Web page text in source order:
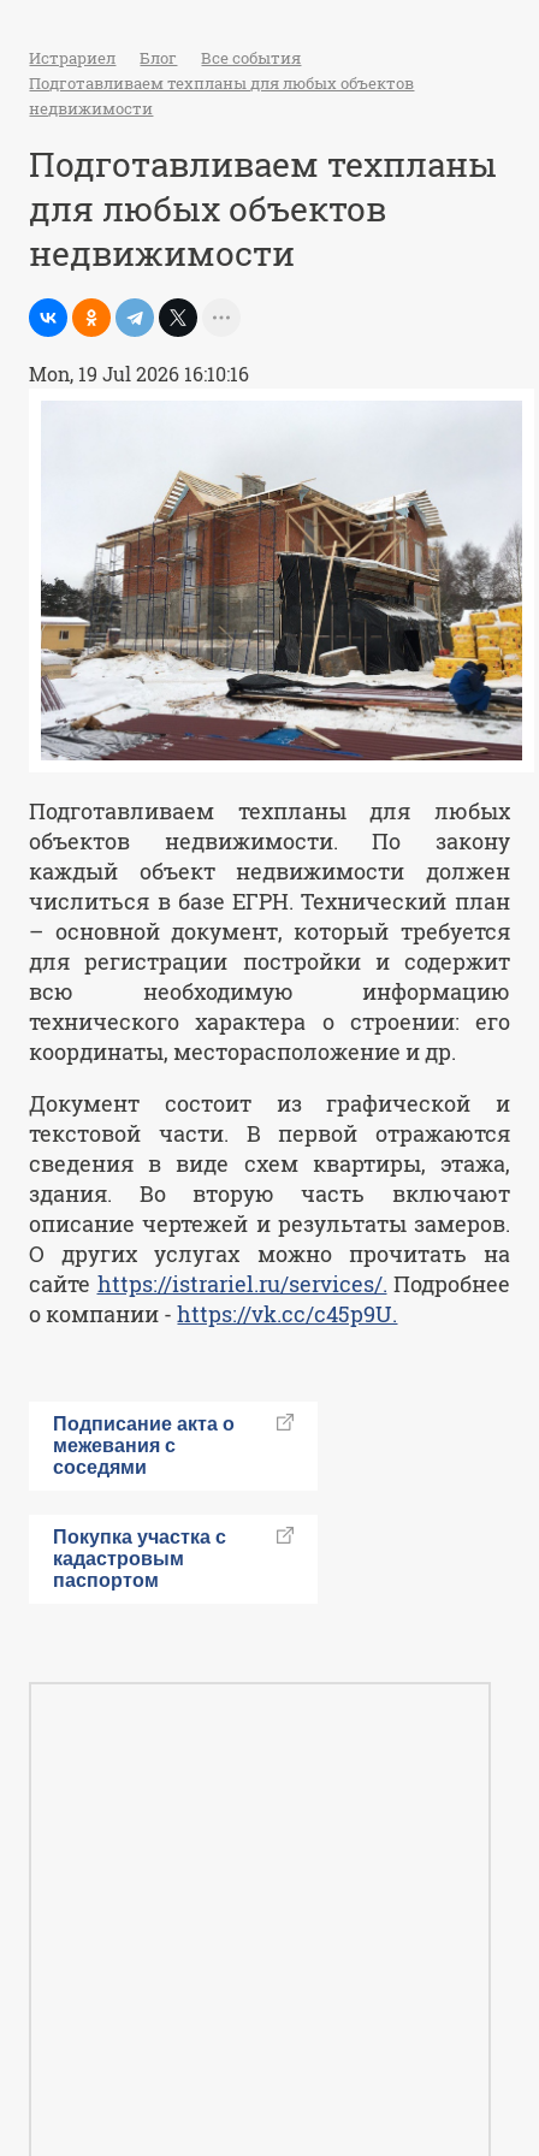
Истрариел Блог
Все события
Подготавливаем техпланы для любых объектов
недвижимости
Подготавливаем техпланы
для любых объектов
недвижимости
Mon, 19 Jul 2026 16:10:16
Подготавливаем техпланы для любых
объектов недвижимости. По закону
каждый объект недвижимости должен
числиться в базе ЕГРН. Технический план
– основной документ, который требуется
для регистрации постройки и содержит
всю необходимую информацию
технического характера о строении: его
координаты, месторасположение и др.
Документ состоит из графической и
текстовой части. В первой отражаются
сведения в виде схем квартиры, этажа,
здания. Во вторую часть включают
описание чертежей и результаты замеров.
О других услугах можно прочитать на
сайте https://istrariel.ru/services/. Подробнее
о компании -https://vk.cc/c45p9U.
Подписание акта о
межевания с
соседями
Покупка участка с
кадастровым
паспортом